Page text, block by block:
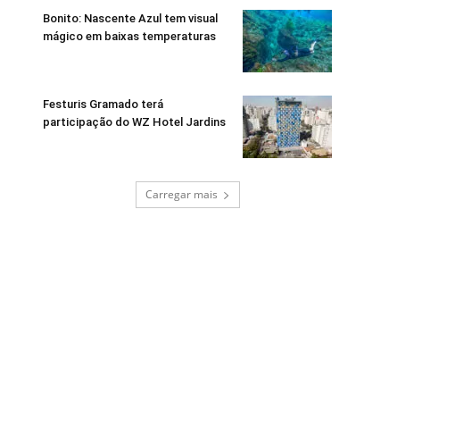
Bonito: Nascente Azul tem visual
mágico em baixas temperaturas
Festuris Gramado terá
participação do WZ Hotel Jardins
Carregar mais